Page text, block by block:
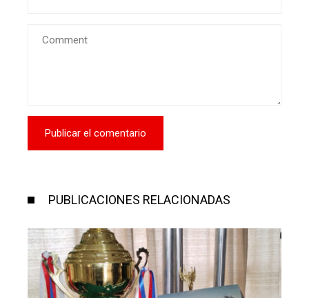
PUBLICACIONES RELACIONADAS